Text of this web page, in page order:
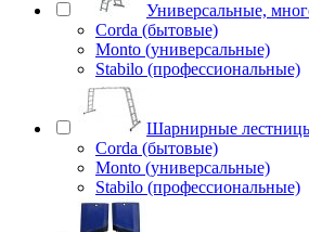
Универсальные,
Corda (бытовые)
Monto (универсальные)
Stabilo (профессиональные)
Шарнирные
Corda (бытовые)
Monto (универсальные)
Stabilo (профессиональные)